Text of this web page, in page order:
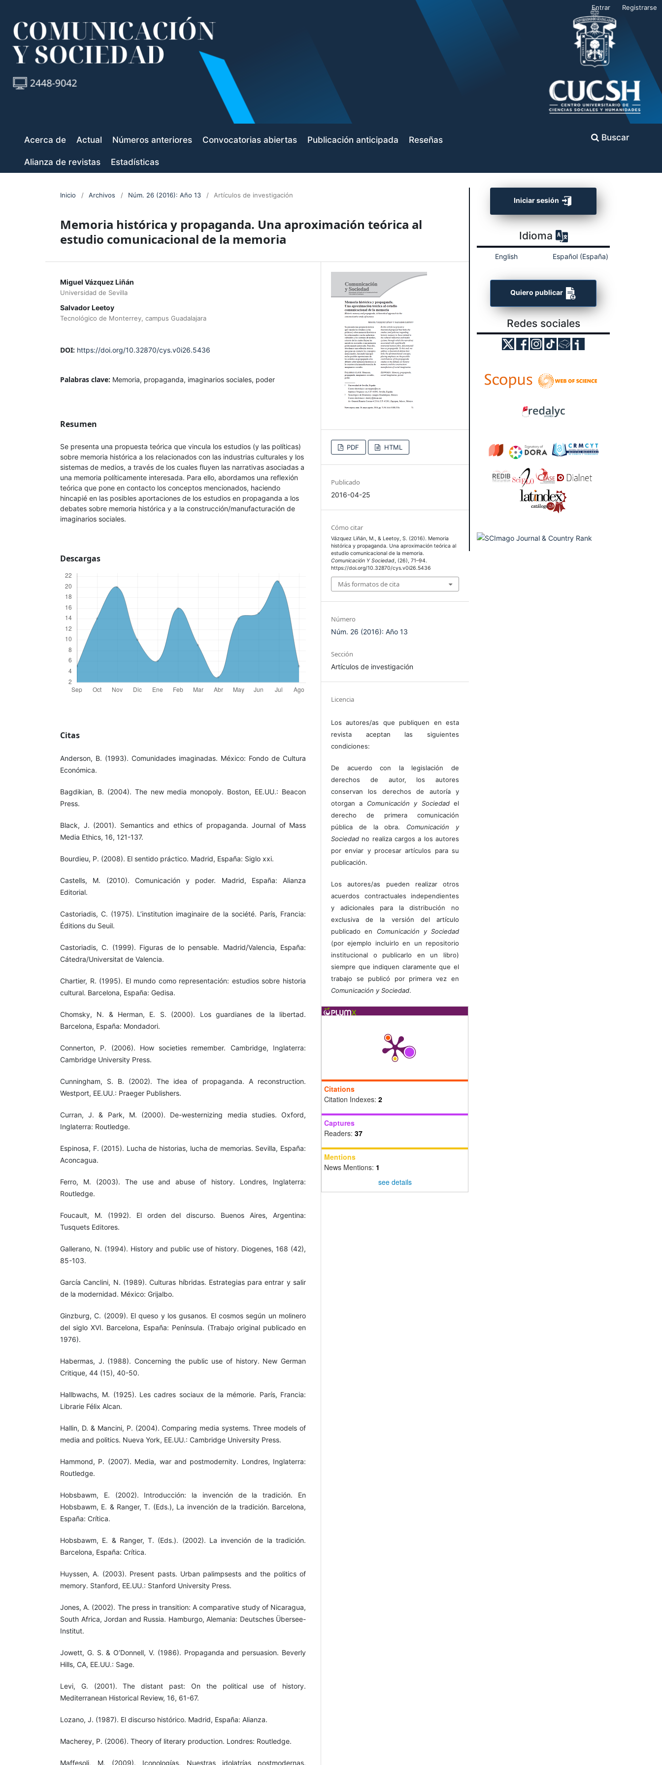
Acerca de Actual Números anteriores Convocatorias abiertas Publicación anticipada Reseñas
Alianza de revistas Estadísticas
Buscar
Entrar Registrarse
Inicio / Archivos / Núm. 26 (2016): Año 13 / Artículos de investigación
Memoria histórica y propaganda. Una aproximación teórica al
estudio comunicacional de la memoria
Miguel Vázquez Liñán
Universidad de Sevilla
Salvador Leetoy
Tecnológico de Monterrey, campus Guadalajara
DOI: https://doi.org/10.32870/cys.v0i26.5436
Palabras clave: Memoria, propaganda, imaginarios sociales, poder
Resumen
Se presenta una propuesta teórica que vincula los estudios (y las políticas)
sobre memoria histórica a los relacionados con las industrias culturales y los
sistemas de medios, a través de los cuales fluyen las narrativas asociadas a
una memoria políticamente interesada. Para ello, abordamos una reflexión
teórica que pone en contacto los conceptos mencionados, haciendo
hincapié en las posibles aportaciones de los estudios en propaganda a los
debates sobre memoria histórica y a la construcción/manufacturación de
imaginarios sociales.
Descargas
Citas
Anderson, B. (1993). Comunidades imaginadas. México: Fondo de Cultura
Económica.
Bagdikian, B. (2004). The new media monopoly. Boston, EE.UU.: Beacon
Press.
Black, J. (2001). Semantics and ethics of propaganda. Journal of Mass
Media Ethics, 16, 121-137.
Bourdieu, P. (2008). El sentido práctico. Madrid, España: Siglo xxi.
Castells, M. (2010). Comunicación y poder. Madrid, España: Alianza
Editorial.
Castoriadis, C. (1975). L’institution imaginaire de la société. París, Francia:
Éditions du Seuil.
Castoriadis, C. (1999). Figuras de lo pensable. Madrid/Valencia, España:
Cátedra/Universitat de Valencia.
Chartier, R. (1995). El mundo como representación: estudios sobre historia
cultural. Barcelona, España: Gedisa.
Chomsky, N. & Herman, E. S. (2000). Los guardianes de la libertad.
Barcelona, España: Mondadori.
Connerton, P. (2006). How societies remember. Cambridge, Inglaterra:
Cambridge University Press.
Cunningham, S. B. (2002). The idea of propaganda. A reconstruction.
Westport, EE.UU.: Praeger Publishers.
Curran, J. & Park, M. (2000). De-westernizing media studies. Oxford,
Inglaterra: Routledge.
Espinosa, F. (2015). Lucha de historias, lucha de memorias. Sevilla, España:
Aconcagua.
Ferro, M. (2003). The use and abuse of history. Londres, Inglaterra:
Routledge.
Foucault, M. (1992). El orden del discurso. Buenos Aires, Argentina:
Tusquets Editores.
Gallerano, N. (1994). History and public use of history. Diogenes, 168 (42),
85-103.
García Canclini, N. (1989). Culturas híbridas. Estrategias para entrar y salir
de la modernidad. México: Grijalbo.
Ginzburg, C. (2009). El queso y los gusanos. El cosmos según un molinero
del siglo XVI. Barcelona, España: Península. (Trabajo original publicado en
1976).
Habermas, J. (1988). Concerning the public use of history. New German
Critique, 44 (15), 40-50.
Hallbwachs, M. (1925). Les cadres sociaux de la mémorie. París, Francia:
Librarie Félix Alcan.
Hallin, D. & Mancini, P. (2004). Comparing media systems. Three models of
media and politics. Nueva York, EE.UU.: Cambridge University Press.
Hammond, P. (2007). Media, war and postmodernity. Londres, Inglaterra:
Routledge.
Hobsbawm, E. (2002). Introducción: la invención de la tradición. En
Hobsbawm, E. & Ranger, T. (Eds.), La invención de la tradición. Barcelona,
España: Crítica.
Hobsbawm, E. & Ranger, T. (Eds.). (2002). La invención de la tradición.
Barcelona, España: Crítica.
Huyssen, A. (2003). Present pasts. Urban palimpsests and the politics of
memory. Stanford, EE.UU.: Stanford University Press.
Jones, A. (2002). The press in transition: A comparative study of Nicaragua,
South Africa, Jordan and Russia. Hamburgo, Alemania: Deutsches Übersee-
Institut.
Jowett, G. S. & O’Donnell, V. (1986). Propaganda and persuasion. Beverly
Hills, CA, EE.UU.: Sage.
Levi, G. (2001). The distant past: On the political use of history.
Mediterranean Historical Review, 16, 61-67.
Lozano, J. (1987). El discurso histórico. Madrid, España: Alianza.
Macherey, P. (2006). Theory of literary production. Londres: Routledge.
Maffesoli, M. (2009). Iconologías. Nuestras idolatrías postmodernas.
PDF HTML
Publicado
2016-04-25
Cómo citar
Vázquez Liñán, M., & Leetoy, S. (2016). Memoria
histórica y propaganda. Una aproximación teórica al
estudio comunicacional de la memoria.
Comunicación Y Sociedad, (26), 71–94.
https://doi.org/10.32870/cys.v0i26.5436
Más formatos de cita
Número
Núm. 26 (2016): Año 13
Sección
Artículos de investigación
Licencia
Los autores/as que publiquen en esta
revista aceptan las siguientes
condiciones:
De acuerdo con la legislación de
derechos de autor, los autores
conservan los derechos de autoría y
otorgan a Comunicación y Sociedadel
derecho de primera comunicación
pública de la obra. Comunicación y
Sociedad no realiza cargos a los autores
por enviar y procesar artículos para su
publicación.
Los autores/as pueden realizar otros
acuerdos contractuales independientes
y adicionales para la distribución no
exclusiva de la versión del artículo
publicado en Comunicación y Sociedad
(por ejemplo incluirlo en un repositorio
institucional o publicarlo en un libro)
siempre que indiquen claramente que el
trabajo se publicó por primera vez en
Comunicación y Sociedad.
Citations
Citation Indexes: 2
Captures
Readers: 37
Mentions
News Mentions: 1
see details
Iniciar sesión
Idioma
English Español (España)
Quiero publicar
Redes sociales